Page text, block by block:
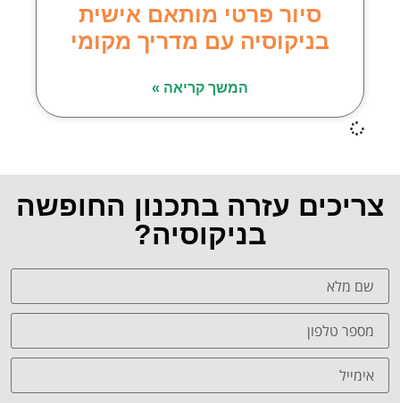
סיור פרטי מותאם אישית
בניקוסיה עם מדריך מקומי
המשך קריאה »
צריכים עזרה בתכנון החופשה
בניקוסיה?